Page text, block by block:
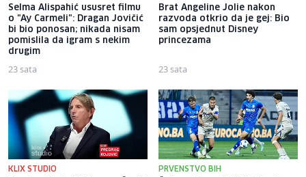
Selma Alispahić ususret filmu
o "Ay Carmeli": Dragan Jovičić
bi bio ponosan; nikada nisam
pomislila da igram s nekim
drugim
23 sata
Brat Angeline Jolie nakon
razvoda otkrio da je gej: Bio
sam opsjednut Disney
princezama
23 sata
KLIX STUDIO PRVENSTVO BIH